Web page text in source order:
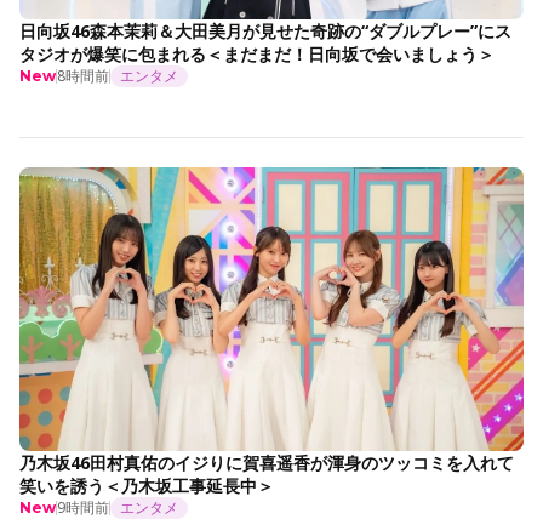
日向坂46森本茉莉＆大田美月が見せた奇跡の“ダブルプレー”にス
タジオが爆笑に包まれる＜まだまだ！日向坂で会いましょう＞
New8時間前 エンタメ
乃木坂46田村真佑のイジりに賀喜遥香が渾身のツッコミを入れて
笑いを誘う＜乃木坂工事延長中＞
New9時間前 エンタメ